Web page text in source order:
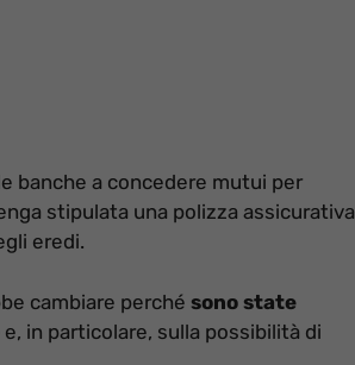
banche a concedere mutui per
stipulata una polizza assicurativa
eredi.
cambiare perché sono state
e, in particolare, sulla possibilità di